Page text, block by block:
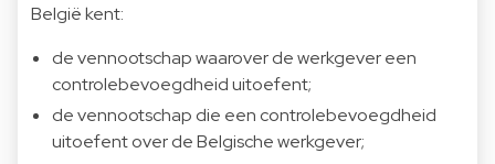
België kent:
de vennootschap waarover de werkgever een
controlebevoegdheid uitoefent;
de vennootschap die een controlebevoegdheid
uitoefent over de Belgische werkgever;